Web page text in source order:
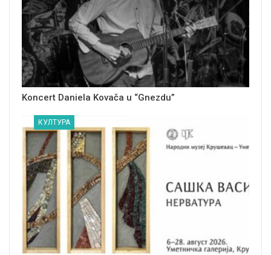
Koncert Daniela Kovača u “Gnezdu”
КУЛТУРА